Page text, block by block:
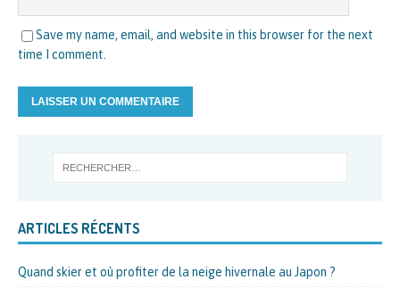
Save my name, email, and website in this browser for the next
time I comment.
ARTICLES RÉCENTS
Quand skier et où profiter de la neige hivernale au Japon ?